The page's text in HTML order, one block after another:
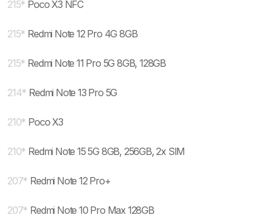
215* Poco X3 NFC
215* Redmi Note 12 Pro 4G 8GB
215* Redmi Note 11 Pro 5G 8GB, 128GB
214* Redmi Note 13 Pro 5G
210* Poco X3
210* Redmi Note 15 5G 8GB, 256GB, 2x SIM
207* Redmi Note 12 Pro+
207* Redmi Note 10 Pro Max 128GB